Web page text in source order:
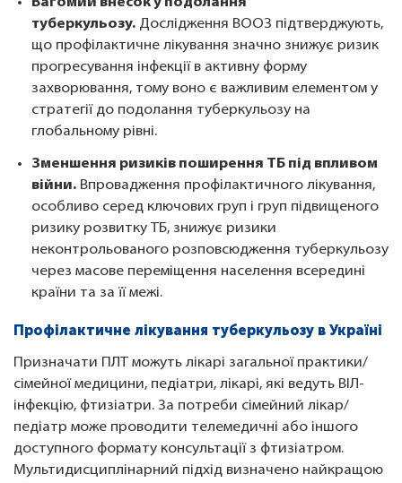
туберкульозу. Дослідження ВООЗ підтверджують,
що профілактичне лікування значно знижує ризик
прогресування інфекції в активну форму
захворювання, тому воно є важливим елементом у
стратегії до подолання туберкульозу на
глобальному рівні.
Зменшення ризиків поширення ТБ під впливом
війни. Впровадження профілактичного лікування,
особливо серед ключових груп і груп підвищеного
ризику розвитку ТБ, знижує ризики
неконтрольованого розповсюдження туберкульозу
через масове переміщення населення всередині
країни та за її межі.
Профілактичне лікування туберкульозу в Україні
Призначати ПЛТ можуть лікарі загальної практики/
сімейної медицини, педіатри, лікарі, які ведуть ВІЛ-
інфекцію, фтизіатри. За потреби сімейний лікар/
педіатр може проводити телемедичні або іншого
доступного формату консультації з фтизіатром.
Мультидисциплінарний підхід визначено найкращою